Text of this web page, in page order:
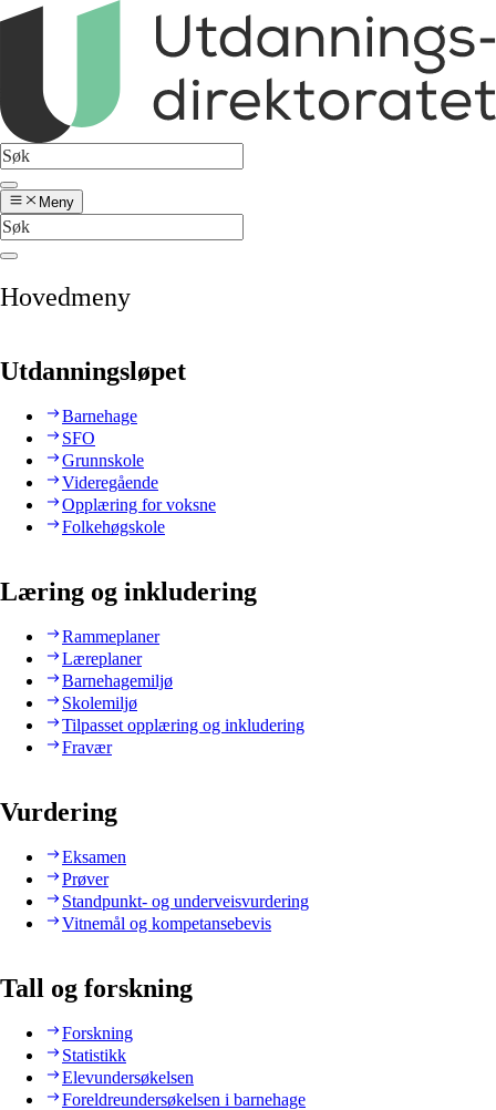
Meny
Hovedmeny
Utdanningsløpet
Barnehage
SFO
Grunnskole
Videregående
Opplæring for voksne
Folkehøgskole
Læring og inkludering
Rammeplaner
Læreplaner
Barnehagemiljø
Skolemiljø
Tilpasset opplæring og inkludering
Fravær
Vurdering
Eksamen
Prøver
Standpunkt- og underveisvurdering
Vitnemål og kompetansebevis
Tall og forskning
Forskning
Statistikk
Elevundersøkelsen
Foreldreundersøkelsen i barnehage